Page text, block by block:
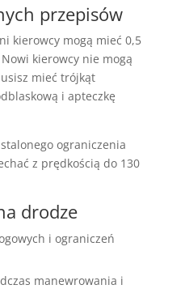
przepisów
kierowcy mogą mieć 0,5
kierowcy nie mogą
mieć trójkąt
i apteczkę
ograniczenia
z prędkością do 130
drodze
i ograniczeń
manewrowania i